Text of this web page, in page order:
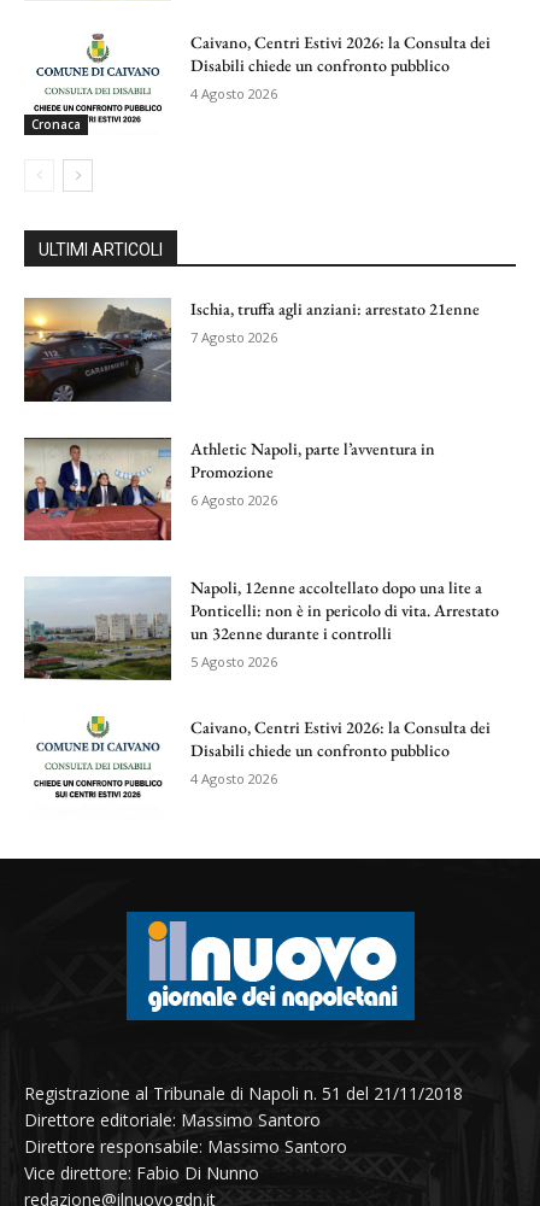
Cronaca
Caivano, Centri Estivi 2026: la Consulta dei
Disabili chiede un confronto pubblico
4 Agosto 2026
ULTIMI ARTICOLI
Ischia, truffa agli anziani: arrestato 21enne
7 Agosto 2026
Athletic Napoli, parte l’avventura in
Promozione
6 Agosto 2026
Napoli, 12enne accoltellato dopo una lite a
Ponticelli: non è in pericolo di vita. Arrestato
un 32enne durante i controlli
5 Agosto 2026
Caivano, Centri Estivi 2026: la Consulta dei
Disabili chiede un confronto pubblico
4 Agosto 2026
Registrazione al Tribunale di Napoli n. 51 del 21/11/2018
Direttore editoriale: Massimo Santoro
Direttore responsabile: Massimo Santoro
Vice direttore: Fabio Di Nunno
redazione@ilnuovogdn.it